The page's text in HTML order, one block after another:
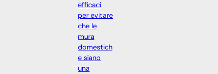
efficaci
per evitare
che le
mura
domestich
e siano
una